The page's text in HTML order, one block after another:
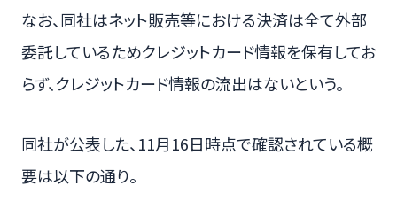
なお、同社はネット販売等における決済は全て外部
委託しているためクレジットカード情報を保有してお
らず、クレジットカード情報の流出はないという。
同社が公表した、11月16日時点で確認されている概
要は以下の通り。